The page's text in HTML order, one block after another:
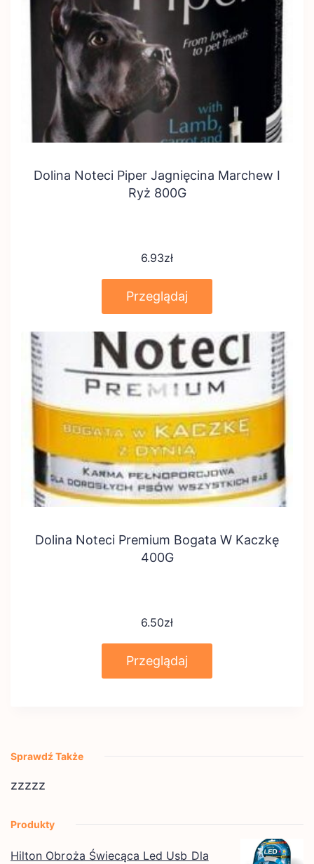
Dolina Noteci Piper Jagnięcina Marchew I
Ryż 800G
6.93zł
Przeglądaj
Dolina Noteci Premium Bogata W Kaczkę
400G
6.50zł
Przeglądaj
Sprawdź Także
zzzzz
Produkty
Hilton Obroża Świecąca Led Usb Dla